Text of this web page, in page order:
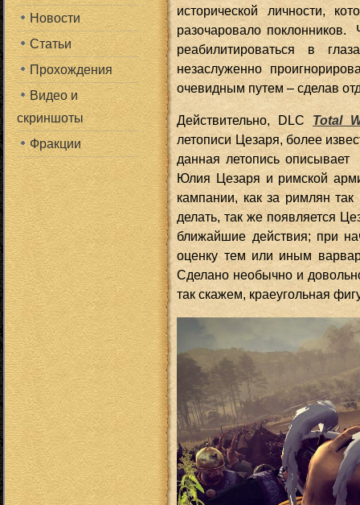
исторической личности,
разочаровало
реабилитироваться в
незаслуженно
очевидным путем – сделав
Действительно, DLC Total
летописи Цезаря, более
данная летопись
Юлия Цезаря и римской
кампании, как за римлян так
делать, так же появляется
ближайшие действия; при
оценку тем или иным
Сделано необычно и
так скажем, краеугольная
Новости
Статьи
Прохождения
Видео и
скриншоты
Фракции